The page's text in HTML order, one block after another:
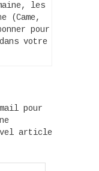
les
(Came,
pour
votre
pour
article